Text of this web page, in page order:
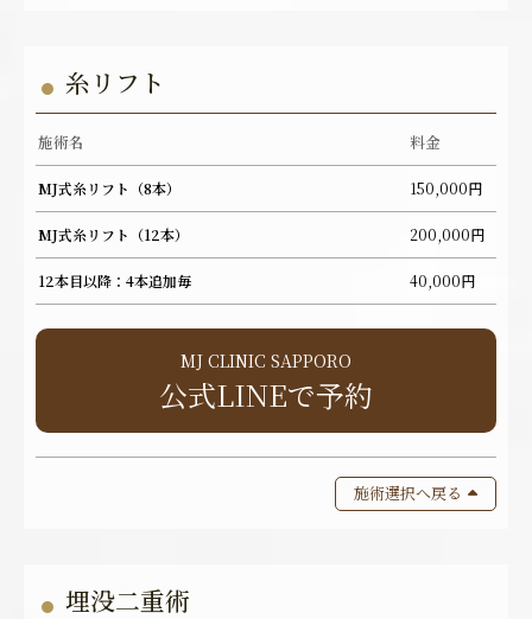
糸リフト
施術名 料金
MJ式糸リフト（8本） 150,000円
MJ式糸リフト（12本） 200,000円
12本目以降：4本追加毎 40,000円
MJ CLINIC SAPPORO
公式LINEで予約
施術選択へ戻る
埋没二重術